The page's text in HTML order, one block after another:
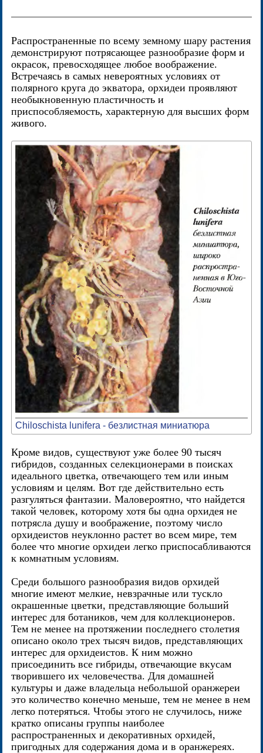
Распространенные по всему земному шару растения
демонстрируют потрясающее разнообразие форм и
окрасок, превосходящее любое воображение.
Встречаясь в самых невероятных условиях от
полярного круга до экватора, орхидеи проявляют
необыкновенную пластичность и
приспособляемость, характерную для высших форм
живого.
Chiloschista lunifera - безлистная миниатюра
Кроме видов, существуют уже более 90 тысяч
гибридов, созданных селекционерами в поисках
идеального цветка, отвечающего тем или иным
условиям и целям. Вот где действительно есть
разгуляться фантазии. Маловероятно, что найдется
такой человек, которому хотя бы одна орхидея не
потрясла душу и воображение, поэтому число
орхидеистов неуклонно растет во всем мире, тем
более что многие орхидеи легко приспосабливаются
к комнатным условиям.
Среди большого разнообразия видов орхидей
многие имеют мелкие, невзрачные или тускло
окрашенные цветки, представляющие больший
интерес для ботаников, чем для коллекционеров.
Тем не менее на протяжении последнего столетия
описано около трех тысяч видов, представляющих
интерес для орхидеистов. К ним можно
присоединить все гибриды, отвечающие вкусам
творившего их человечества. Для домашней
культуры и даже владельца небольшой оранжереи
это количество конечно меньше, тем не менее в нем
легко потеряться. Чтобы этого не случилось, ниже
кратко описаны группы наиболее
распространенных и декоративных орхидей,
пригодных для содержания дома и в оранжереях.